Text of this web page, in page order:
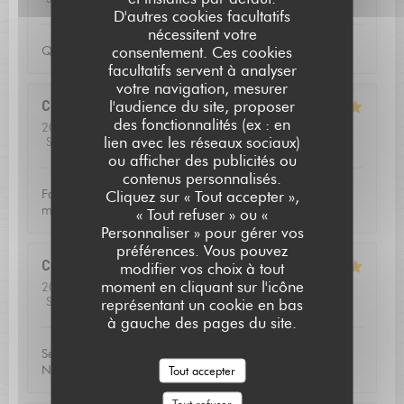
D'autres cookies facultatifs
nécessitent votre
consentement. Ces cookies
facultatifs servent à analyser
votre navigation, mesurer
l'audience du site, proposer
des fonctionnalités (ex : en
lien avec les réseaux sociaux)
ou afficher des publicités ou
contenus personnalisés.
Cliquez sur « Tout accepter »,
« Tout refuser » ou «
Personnaliser » pour gérer vos
préférences. Vous pouvez
modifier vos choix à tout
moment en cliquant sur l'icône
représentant un cookie en bas
à gauche des pages du site.
Tout accepter
Qualite de l'accueil
Christoffer N
2026-07-23
- 13:15 - Couverts 2
Service
Ambiance 4/5 Cuisine: 5 /5 Qualité / Prix
Fantastic food and good service. Defininetly worth a
michelin star
Catherine
2026-07-16- 20:00 - Couverts 3
Service
/5 Ambiance: 5/5 Cuisine: 5/5 Qualité / Prix
Service excellent, la qualité du repas était exceptionnel.
Nous avons passé une soirée très agréable!
L'AUBERGE SAINT JEAN